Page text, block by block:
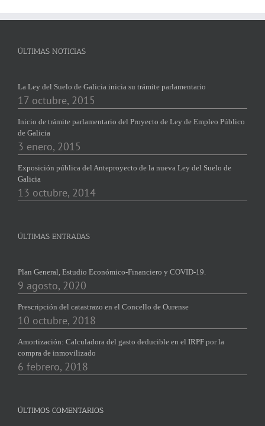
ÚLTIMAS NOTICIAS
La Ley del Suelo de Galicia inicia su trámite parlamentario
17 octubre, 2015
Inicio de trámite parlamentario del Proyecto de Ley de Empleo Público
de Galicia
3 enero, 2015
Exposición pública del Anteproyecto de la nueva Ley del Suelo de
Galicia
13 octubre, 2014
ÚLTIMAS ENTRADAS
Plan General, Estudio Económico-Financiero y COVID-19.
9 agosto, 2020
Prescripción del catastrazo en el Concello de Ourense
10 octubre, 2018
Amortización: Calculadora del gasto deducible en el IRPF por la
compra de inmovilizado
6 febrero, 2018
ÚLTIMOS COMENTARIOS